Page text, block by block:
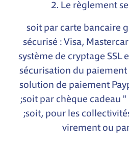
2. Le règlement
soit par carte bancaire
sécurisé : Visa,
système de cryptage SSL
sécurisation du paiement
solution de paiement
;soit par chèque cadeau
;soit, pour les
virement ou